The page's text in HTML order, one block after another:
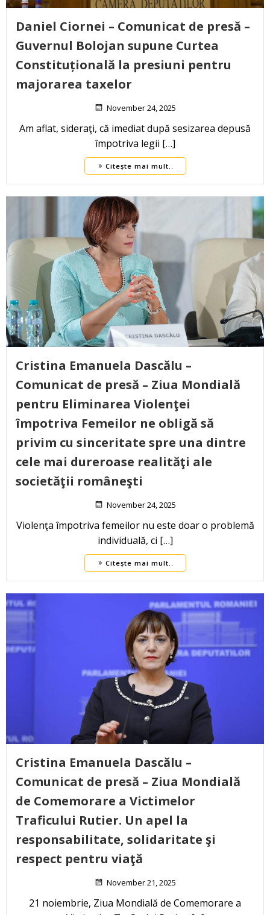
Daniel Ciornei – Comunicat de presă –
Guvernul Bolojan supune Curtea
Constituțională la presiuni pentru
majorarea taxelor
November 24, 2025
Am aflat, sideraţi, că imediat după sesizarea depusă
împotriva legii […]
Citește mai mult..
Cristina Emanuela Dascălu –
Comunicat de presă – Ziua Mondială
pentru Eliminarea Violenţei
împotriva Femeilor ne obligă să
privim cu sinceritate spre una dintre
cele mai dureroase realităţi ale
societăţii româneşti
November 24, 2025
Violenţa împotriva femeilor nu este doar o problemă
individuală, ci […]
Citește mai mult..
Cristina Emanuela Dascălu –
Comunicat de presă – Ziua Mondială
de Comemorare a Victimelor
Traficului Rutier. Un apel la
responsabilitate, solidaritate şi
respect pentru viaţă
November 21, 2025
21 noiembrie, Ziua Mondială de Comemorare a